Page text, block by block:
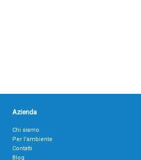
Azienda
Chi siamo
Per l’ambiente
Contatti
Blog